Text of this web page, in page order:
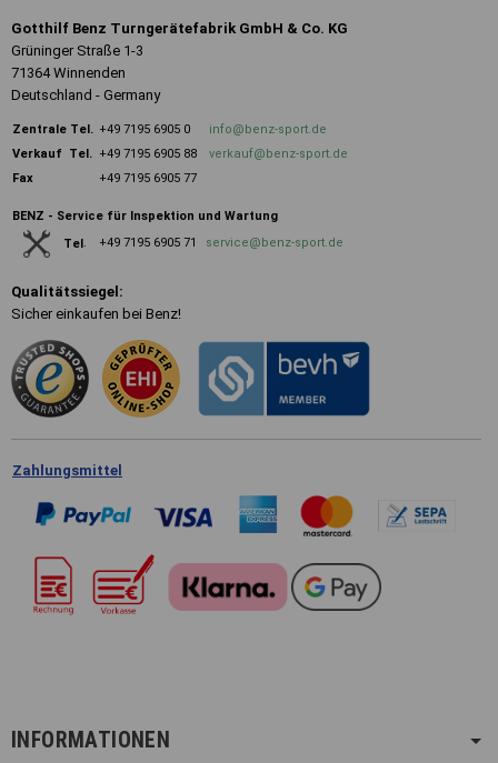
Gotthilf Benz Turngerätefabrik GmbH & Co. KG
Grüninger Straße 1-3
71364 Winnenden
Deutschland - Germany
Zentrale Tel. +49 7195 6905 0
info@benz-sport.de
Verkauf Tel. +49 7195 6905 88
verkauf@benz-sport.de
Fax
+49 7195 6905 77
BENZ - Service für Inspektion und Wartung
Tel. +49 7195 6905 71 service@benz-sport.de
Qualitätssiegel:
Sicher einkaufen bei Benz!
Zahlungsmittel
INFORMATIONEN